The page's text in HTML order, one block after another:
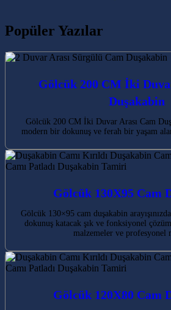
Popüler Yazılar
Gölcük 200 CM İki
Duşakabin
Gölcük 200 CM İki Duvar Arası Cam
modern bir dokunuş ve ferah bir yaşam
Gölcük 130X95 Cam
Gölcük 130×95 cam duşakabin
dokunuş katacak şık ve fonksiyonel
malzemeler ve
Gölcük 120X80 Cam